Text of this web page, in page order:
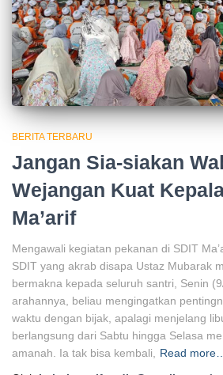
BERITA TERBARU
Jangan Sia-siakan
Wejangan Kuat
Ma’arif
Mengawali kegiatan pekanan di SDIT
SDIT yang akrab disapa Ustaz Mubarak
bermakna kepada seluruh santri, Senin
arahannya, beliau mengingatkan
waktu dengan bijak, apalagi menjelang
berlangsung dari Sabtu hingga Selasa
amanah. Ia tak bisa kembali,
Read more…